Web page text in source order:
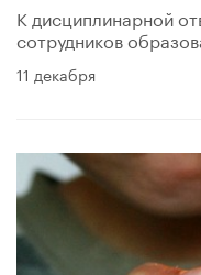
К дисциплинарной
сотрудников
11 декабря